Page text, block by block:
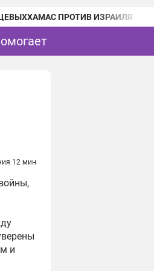
ХАМАС ПРОТИВ ИЗРАИЛЯ
12 мин
и